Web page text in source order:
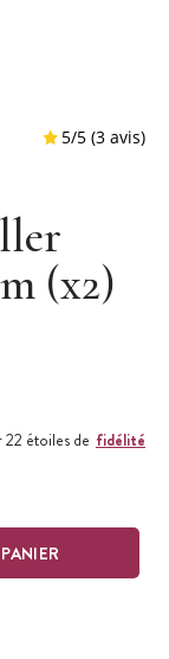
(x2)
22 étoiles de fidélité